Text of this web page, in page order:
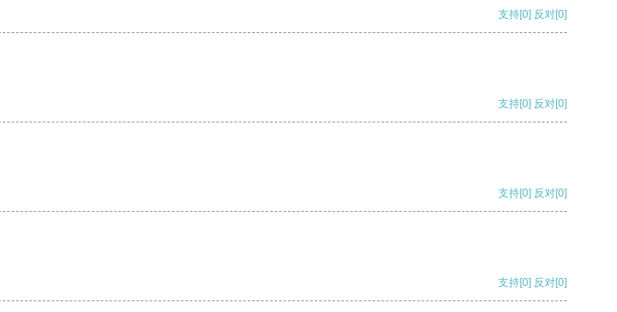
支持[0] 反对[0]
支持[0] 反对[0]
支持[0] 反对[0]
支持[0] 反对[0]